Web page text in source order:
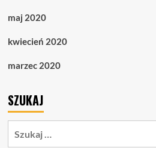
maj 2020
kwiecień 2020
marzec 2020
SZUKAJ